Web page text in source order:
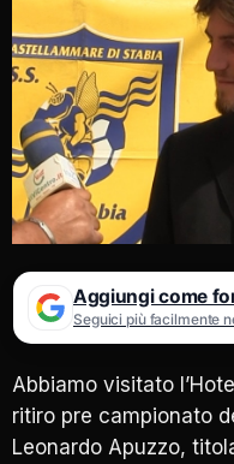
Aggiungi come
Seguici più facilmente
Abbiamo visitato
ritiro pre campionato
Leonardo Apuzzo,